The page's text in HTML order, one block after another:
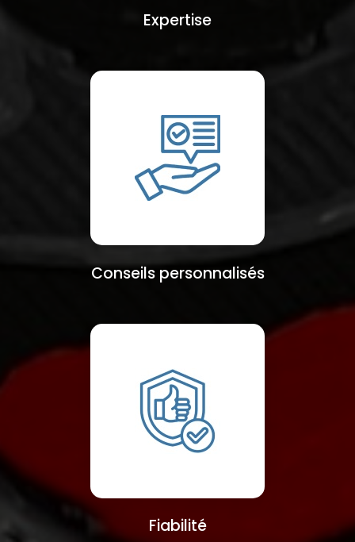
Expertise
Conseils personnalisés
Fiabilité